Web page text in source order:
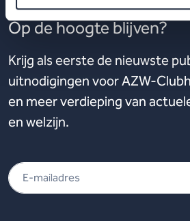
Op de hoogte blijven?
Krijg als eerste de nieuwste
uitnodigingen voor AZW-
en meer verdieping van
en welzijn.